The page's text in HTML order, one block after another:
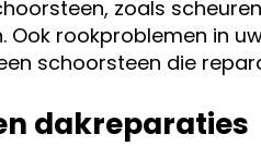
zoals
Ook rookproblemen in
schoorsteen die
dakreparaties